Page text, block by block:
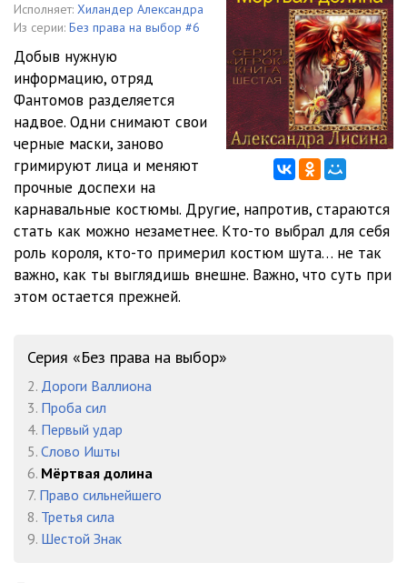
03-02 16:42
03-03 16:41
03-04 04:29
04-01 16:42
04-02
04-03 16:42
04-05 13:46
05-02
05-03
05-04
05-05
06-01
06-02
Исполняет: Хиландер Александра
Из серии: Без права на выбор #6
Добыв нужную
информацию, отряд
Фантомов разделяется
надвое. Одни снимают свои
черные маски, заново
гримируют лица и меняют
прочные доспехи на
карнавальные костюмы. Другие, напротив, стараются
стать как можно незаметнее. Кто-то выбрал для себя
роль короля, кто-то примерил костюм шута… не так
важно, как ты выглядишь внешне. Важно, что суть при
этом остается прежней.
Серия «Без права на выбор»
2. Дороги Валлиона
3. Проба сил
4. Первый удар
5. Слово Ишты
6. Мёртвая долина
7. Право сильнейшего
8. Третья сила
9. Шестой Знак